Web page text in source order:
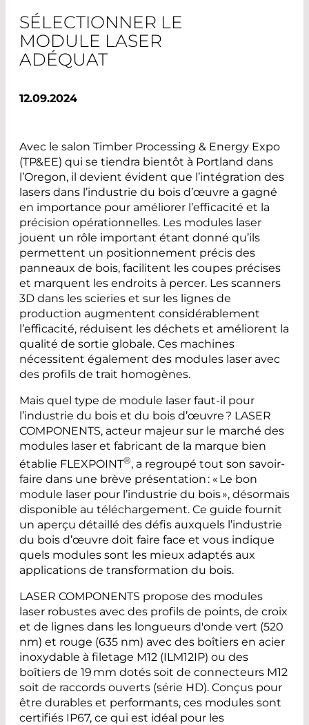
SÉLECTIONNER LE
MODULE LASER
ADÉQUAT
12.09.2024
Avec le salon Timber Processing & Energy Expo
(TP&EE) qui se tiendra bientôt à Portland dans
l’Oregon, il devient évident que l’intégration des
lasers dans l’industrie du bois d’œuvre a gagné
en importance pour améliorer l’efficacité et la
précision opérationnelles. Les modules laser
jouent un rôle important étant donné qu’ils
permettent un positionnement précis des
panneaux de bois, facilitent les coupes précises
et marquent les endroits à percer. Les scanners
3D dans les scieries et sur les lignes de
production augmentent considérablement
l’efficacité, réduisent les déchets et améliorent la
qualité de sortie globale. Ces machines
nécessitent également des modules laser avec
des profils de trait homogènes.
Mais quel type de module laser faut-il pour
l’industrie du bois et du bois d’œuvre ? LASER
COMPONENTS, acteur majeur sur le marché des
modules laser et fabricant de la marque bien
établie FLEXPOINT®, a regroupé tout son savoir-
faire dans une brève présentation : « Le bon
module laser pour l’industrie du bois », désormais
disponible au téléchargement. Ce guide fournit
un aperçu détaillé des défis auxquels l’industrie
du bois d’œuvre doit faire face et vous indique
quels modules sont les mieux adaptés aux
applications de transformation du bois.
LASER COMPONENTS propose des modules
laser robustes avec des profils de points, de croix
et de lignes dans les longueurs d'onde vert (520
nm) et rouge (635 nm) avec des boîtiers en acier
inoxydable à filetage M12 (ILM12IP) ou des
boîtiers de 19 mm dotés soit de connecteurs M12
soit de raccords ouverts (série HD). Conçus pour
être durables et performants, ces modules sont
certifiés IP67, ce qui est idéal pour les